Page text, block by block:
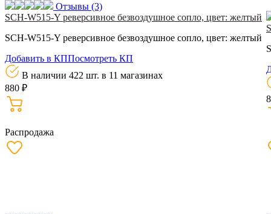
Отзывы (3)
SCH-W515-Y реверсивное безвоздушное сопло, цвет: желтый
SCH-W515-Y реверсивное безвоздушное сопло, цвет: желтый
Добавить в КППосмотреть КП
В наличии 422 шт. в 11 магазинах
880 ₽
Распродажа